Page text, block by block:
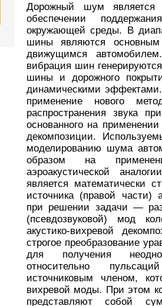
Дорожный шум
обеспечении
окружающей среды. В
шины являются основным
движущимся
вибрация шин
шины и дорожного
динамическими
применение нового
распространения звука
основанного на
декомпозиции.
моделированию шума
образом на
аэроакустической
является математически
источника (правой части)
при решении задачи —
(псевдозвуковой) мод
акустико-вихревой
строгое преобразование
для получения
относительно
источниковым членом,
вихревой моды. При этом
представляют собой